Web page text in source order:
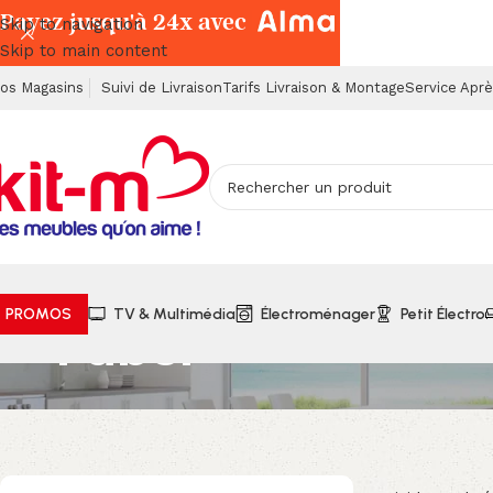
Skip to navigation
Skip to main content
Magasins Suivi de LivraisonTarifs Livraison & MontageService
PROMOS TV & Multimédia Électroménager Petit Électro
Faber
Payez jusqu'à 24x avec